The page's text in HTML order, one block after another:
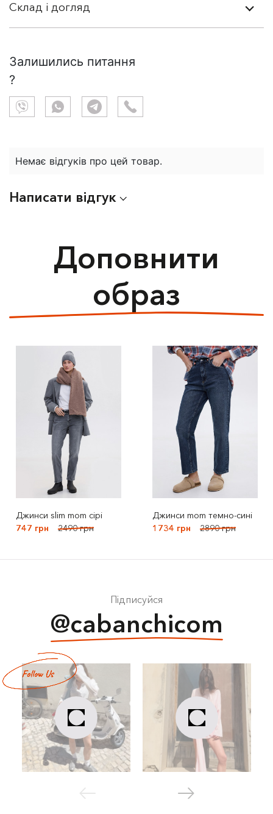
Склад і догляд
Залишились питання
?
Немає відгуків про цей товар.
Написати відгук
Доповнити
образ
Джинси slim mom сірі
747 грн
2490 грн
Джинси mom темно-сині
1734 грн
2890 грн
Підписуйся
@cabanchicom